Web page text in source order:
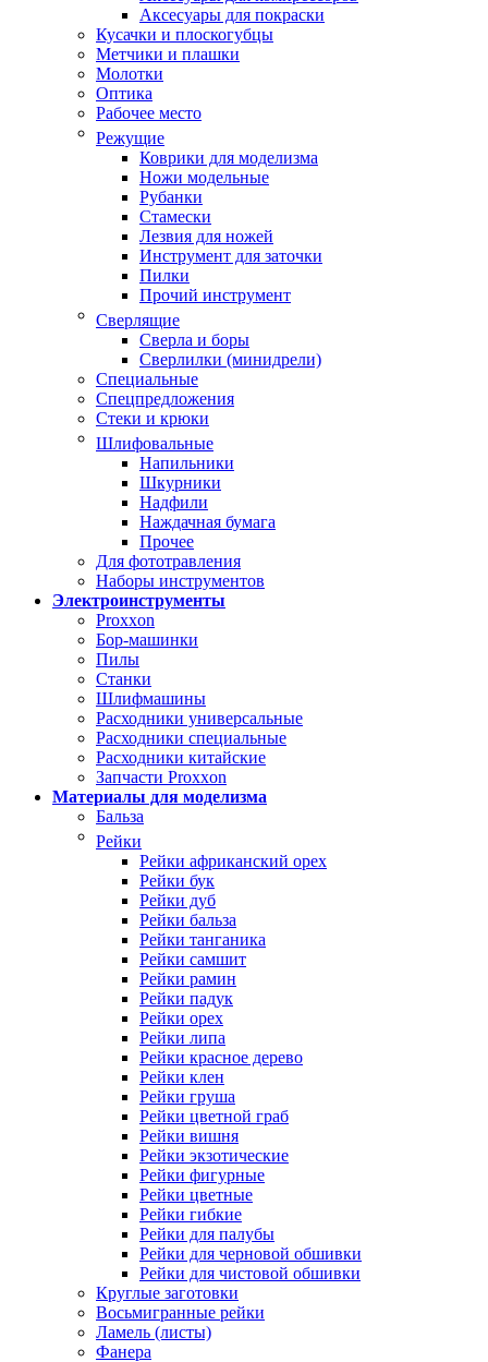
Аксесуары для покраски
Кусачки и плоскогубцы
Метчики и плашки
Молотки
Оптика
Рабочее место
Режущие
Коврики для моделизма
Ножи модельные
Рубанки
Стамески
Лезвия для ножей
Инструмент для заточки
Пилки
Прочий инструмент
Сверлящие
Сверла и боры
Сверлилки (минидрели)
Специальные
Спецпредложения
Стеки и крюки
Шлифовальные
Напильники
Шкурники
Надфили
Наждачная бумага
Прочее
Для фототравления
Наборы инструментов
Электроинструменты
Proxxon
Бор-машинки
Пилы
Станки
Шлифмашины
Расходники универсальные
Расходники специальные
Расходники китайские
Запчасти Proxxon
Материалы для моделизма
Бальза
Рейки
Рейки африканский орех
Рейки бук
Рейки дуб
Рейки бальза
Рейки танганика
Рейки самшит
Рейки рамин
Рейки падук
Рейки орех
Рейки липа
Рейки красное дерево
Рейки клен
Рейки груша
Рейки цветной граб
Рейки вишня
Рейки экзотические
Рейки фигурные
Рейки цветные
Рейки гибкие
Рейки для палубы
Рейки для черновой обшивки
Рейки для чистовой обшивки
Круглые заготовки
Восьмигранные рейки
Ламель (листы)
Фанера